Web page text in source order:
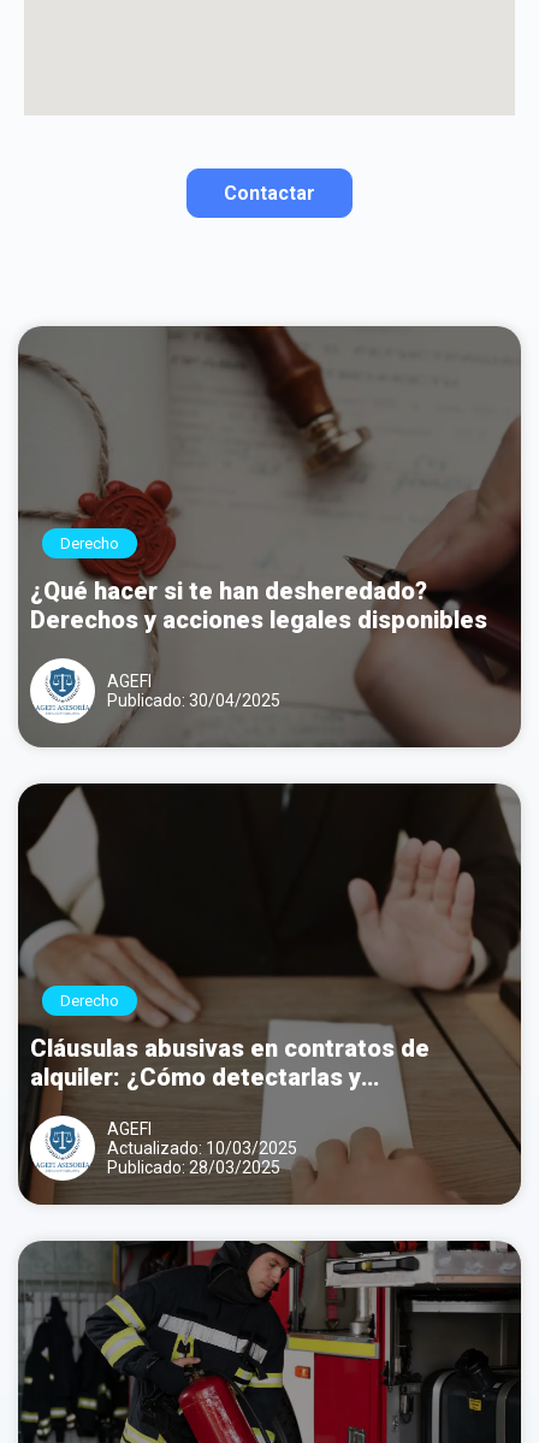
Contactar
Derecho
¿Qué hacer si te han desheredado?
Derechos y acciones legales disponibles
AGEFI
Publicado: 30/04/2025
Derecho
Cláusulas abusivas en contratos de
alquiler: ¿Cómo detectarlas y
denunciarlas?
AGEFI
Actualizado: 10/03/2025
Publicado: 28/03/2025